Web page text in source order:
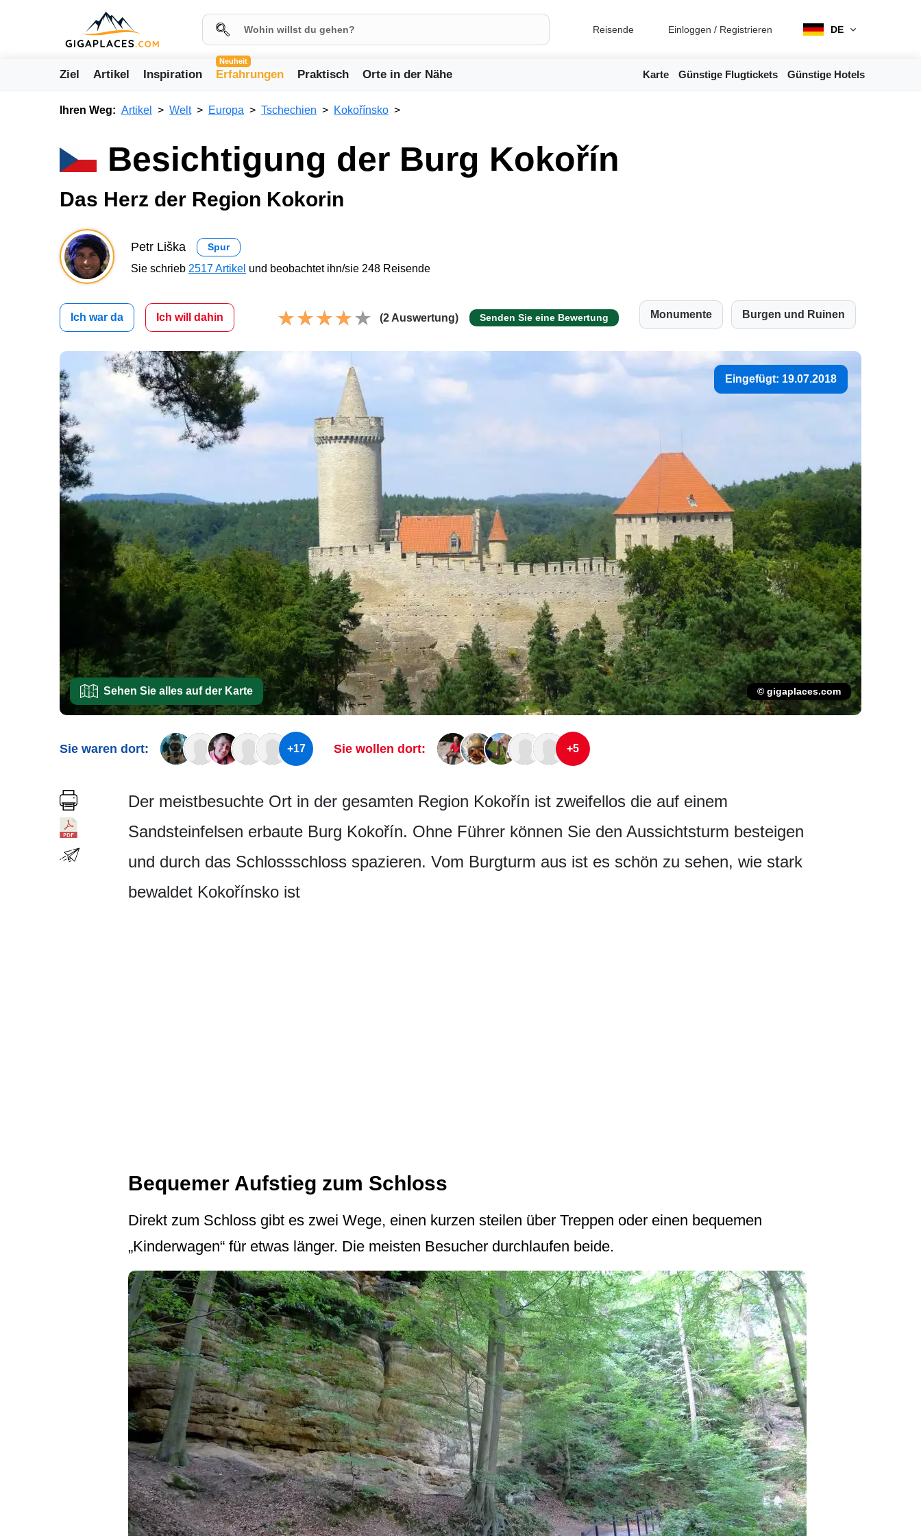
Reisende Einloggen / Registrieren DE
Ziel Artikel Inspiration
Neuheit
Erfahrungen Praktisch Orte in der Nähe Karte Günstige Flugtickets Günstige Hotels
Ihren Weg: Artikel Welt Europa Tschechien Kokořínsko
Besichtigung der Burg Kokořín
Das Herz der Region Kokorin
Petr Liška Spur
Sie schrieb 2517 Artikel und beobachtet ihn/sie 248 Reisende
Ich war da Ich will dahin (2 Auswertung) Senden Sie eine Bewertung Monumente Burgen und Ruinen
Eingefügt: 19.07.2018
Sehen Sie alles auf der Karte © gigaplaces.com
Sie waren dort: +17 Sie wollen dort: +5
Der meistbesuchte Ort in der gesamten Region Kokořín ist zweifellos die auf einem
Sandsteinfelsen erbaute Burg Kokořín. Ohne Führer können Sie den Aussichtsturm besteigen
und durch das Schlossschloss spazieren. Vom Burgturm aus ist es schön zu sehen, wie stark
bewaldet Kokořínsko ist
Bequemer Aufstieg zum Schloss
Direkt zum Schloss gibt es zwei Wege, einen kurzen steilen über Treppen oder einen bequemen
„Kinderwagen“ für etwas länger. Die meisten Besucher durchlaufen beide.